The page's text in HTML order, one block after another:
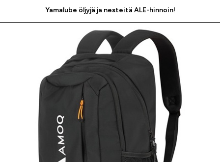
Yamalube öljyjä ja nesteitä ALE-hinnoin!